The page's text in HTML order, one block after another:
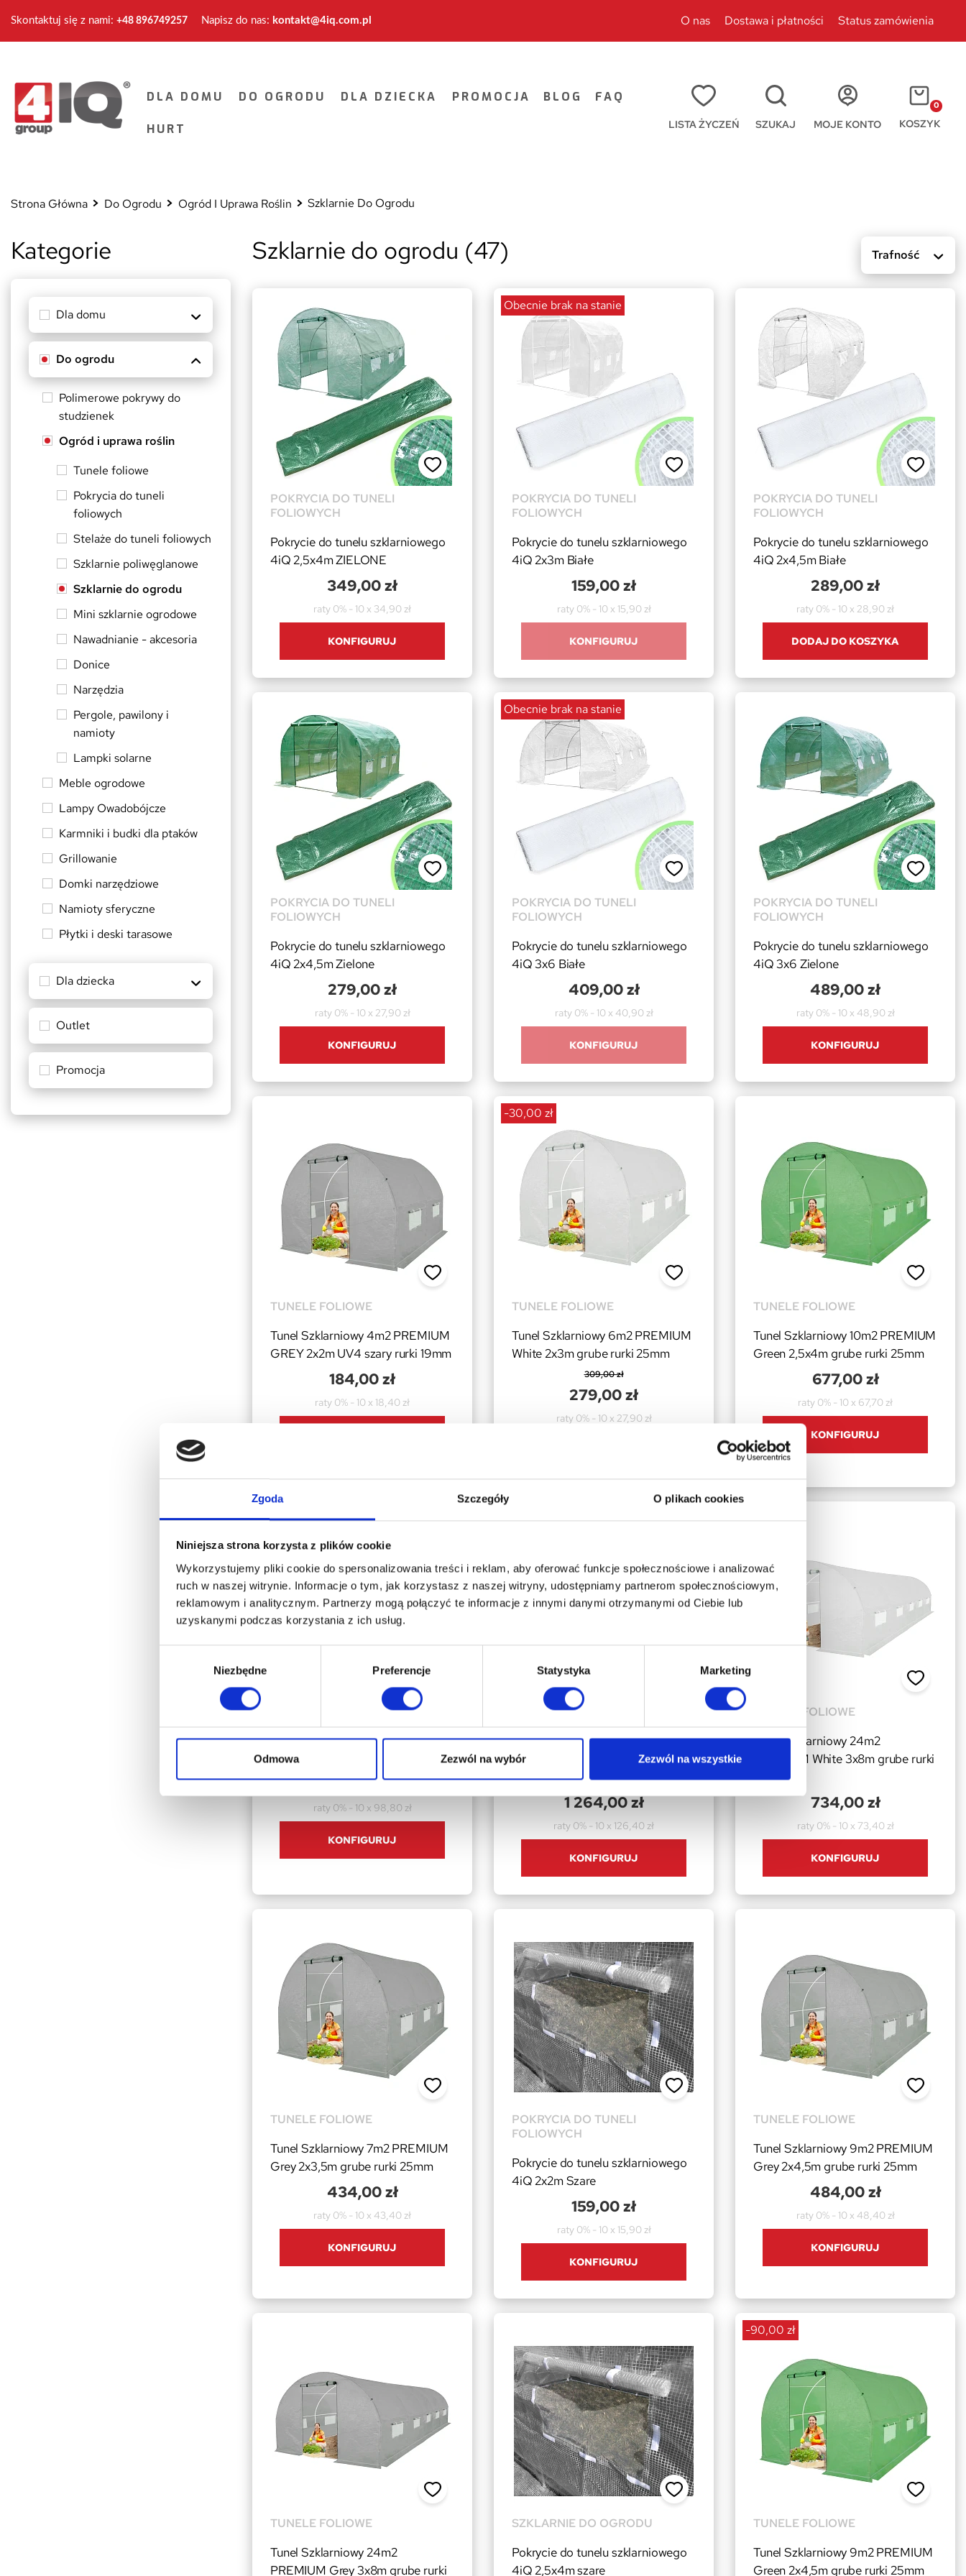
Zgoda Szczegóły O plikach cookies
Niniejsza strona korzysta z plików cookie
Wykorzystujemy pliki cookie do spersonalizowania treści i reklam, aby oferować funkcje społecznościowe i analizować
ruch w naszej witrynie. Informacje o tym, jak korzystasz z naszej witryny, udostępniamy partnerom społecznościowym,
reklamowym i analitycznym. Partnerzy mogą połączyć te informacje z innymi danymi otrzymanymi od Ciebie lub
uzyskanymi podczas korzystania z ich usług.
Niezbędne Preferencje Statystyka Marketing
Odmowa Zezwól na wybór Zezwól na wszystkie
Skontaktuj się z nami: +48 896749257 Napisz do nas: kontakt@4iq.com.pl O nas Dostawa i płatności Status zamówienia
0
KOSZYK
DLA DOMU DO OGRODU DLA DZIECKA PROMOCJA BLOG FAQ
HURT LISTA ŻYCZEŃ SZUKAJ MOJE KONTO
Strona Główna Do Ogrodu Ogród I Uprawa Roślin Szklarnie Do Ogrodu
Kategorie
Dla domu
Do ogrodu
Polimerowe pokrywy do
studzienek
Ogród i uprawa roślin
Tunele foliowe
Pokrycia do tuneli
foliowych
Stelaże do tuneli foliowych
Szklarnie poliwęglanowe
Szklarnie do ogrodu
Mini szklarnie ogrodowe
Nawadnianie - akcesoria
Donice
Narzędzia
Pergole, pawilony i
namioty
Lampki solarne
Meble ogrodowe
Lampy Owadobójcze
Karmniki i budki dla ptaków
Grillowanie
Domki narzędziowe
Namioty sferyczne
Płytki i deski tarasowe
Dla dziecka
Outlet
Promocja
Szklarnie do ogrodu (47) Trafność
POKRYCIA DO TUNELI
FOLIOWYCH
Pokrycie do tunelu szklarniowego
4iQ 2,5x4m ZIELONE
349,00 zł
raty 0% - 10 x 34,90 zł
KONFIGURUJ
POKRYCIA DO TUNELI
FOLIOWYCH
Pokrycie do tunelu szklarniowego
4iQ 2x3m Białe
159,00 zł
Obecnie brak na stanie
raty 0% - 10 x 15,90 zł
KONFIGURUJ
POKRYCIA DO TUNELI
FOLIOWYCH
Pokrycie do tunelu szklarniowego
4iQ 2x4,5m Białe
289,00 zł
raty 0% - 10 x 28,90 zł
DODAJ DO KOSZYKA
POKRYCIA DO TUNELI
FOLIOWYCH
Pokrycie do tunelu szklarniowego
4iQ 2x4,5m Zielone
279,00 zł
raty 0% - 10 x 27,90 zł
KONFIGURUJ
POKRYCIA DO TUNELI
FOLIOWYCH
Pokrycie do tunelu szklarniowego
4iQ 3x6 Białe
409,00 zł
Obecnie brak na stanie
raty 0% - 10 x 40,90 zł
KONFIGURUJ
POKRYCIA DO TUNELI
FOLIOWYCH
Pokrycie do tunelu szklarniowego
4iQ 3x6 Zielone
489,00 zł
raty 0% - 10 x 48,90 zł
KONFIGURUJ
TUNELE FOLIOWE
Tunel Szklarniowy 4m2 PREMIUM
GREY 2x2m UV4 szary rurki 19mm
184,00 zł
raty 0% - 10 x 18,40 zł
TUNELE FOLIOWE
Tunel Szklarniowy 6m2 PREMIUM
White 2x3m grube rurki 25mm
309,00 zł
279,00 zł
-30,00 zł
raty 0% - 10 x 27,90 zł
TUNELE FOLIOWE
Tunel Szklarniowy 10m2 PREMIUM
Green 2,5x4m grube rurki 25mm
677,00 zł
raty 0% - 10 x 67,70 zł
KONFIGURUJ
Tunel Szklarniowy 18m2 PREMIUM
Green 3x6m grube rurki 25mm
988,00 zł
raty 0% - 10 x 98,80 zł
KONFIGURUJ
TUNELE FOLIOWE
Tunel Szklarniowy 24m2
PREMIUM Green 3x8m grube rurki
25mm
1 264,00 zł
raty 0% - 10 x 126,40 zł
KONFIGURUJ
TUNELE FOLIOWE
Tunel Szklarniowy 24m2
PREMIUM White 3x8m grube rurki
25mm
734,00 zł
raty 0% - 10 x 73,40 zł
KONFIGURUJ
TUNELE FOLIOWE
Tunel Szklarniowy 7m2 PREMIUM
Grey 2x3,5m grube rurki 25mm
434,00 zł
raty 0% - 10 x 43,40 zł
KONFIGURUJ
POKRYCIA DO TUNELI
FOLIOWYCH
Pokrycie do tunelu szklarniowego
4iQ 2x2m Szare
159,00 zł
raty 0% - 10 x 15,90 zł
KONFIGURUJ
TUNELE FOLIOWE
Tunel Szklarniowy 9m2 PREMIUM
Grey 2x4,5m grube rurki 25mm
484,00 zł
raty 0% - 10 x 48,40 zł
KONFIGURUJ
TUNELE FOLIOWE
Tunel Szklarniowy 24m2
PREMIUM Grey 3x8m grube rurki
SZKLARNIE DO OGRODU
Pokrycie do tunelu szklarniowego
4iQ 2,5x4m szare
TUNELE FOLIOWE
Tunel Szklarniowy 9m2 PREMIUM
Green 2x4,5m grube rurki 25mm
-90,00 zł